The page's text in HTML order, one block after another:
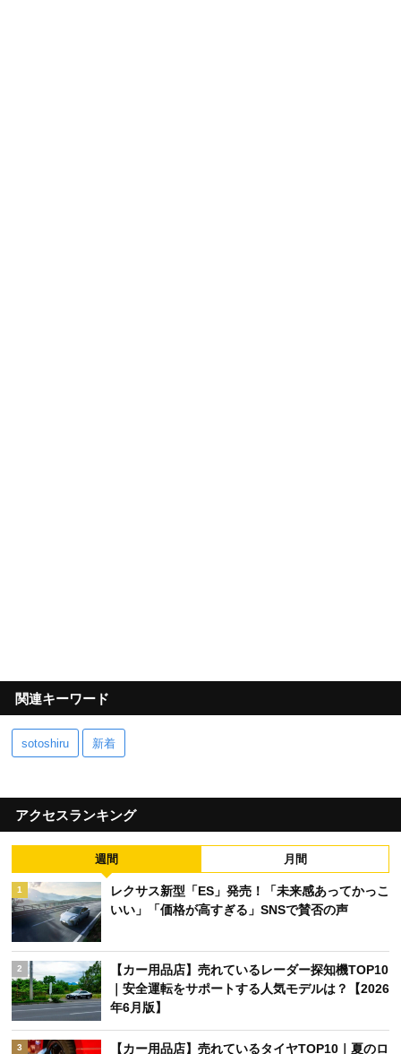
関連キーワード
sotoshiru 新着
アクセスランキング
週間 月間
1
レクサス新型「ES」発売！「未来感あってかっこ
いい」「価格が高すぎる」SNSで賛否の声
2
【カー用品店】売れているレーダー探知機TOP10
｜安全運転をサポートする人気モデルは？【2026
年6月版】
3 【カー用品店】売れているタイヤTOP10｜夏のロ